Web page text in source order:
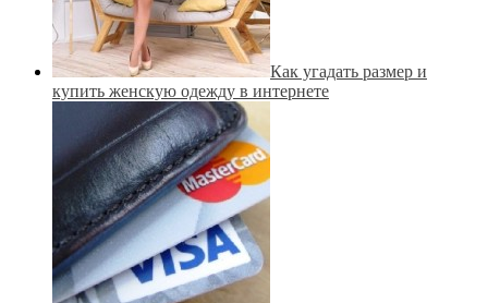
Как угадать размер и
купить женскую одежду в интернете